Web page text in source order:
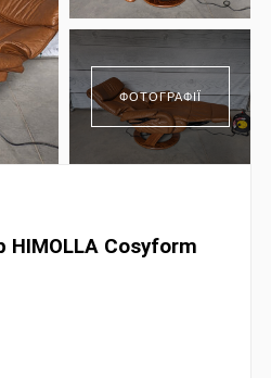
ФОТОГРАФІЇ
HIMOLLA Cosyform